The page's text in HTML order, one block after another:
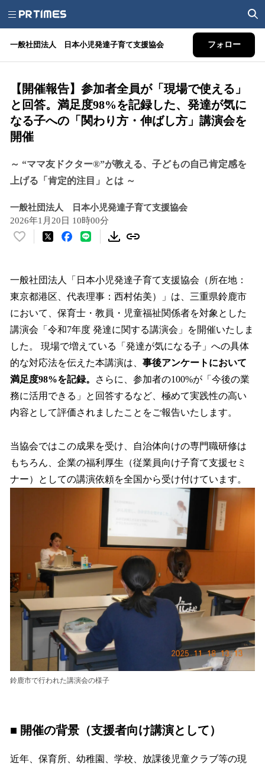
一般社団法人 日本小児発達子育て支援協会 フォロー
【開催報告】参加者全員が「現場で使える」
と回答。満足度98%を記録した、発達が気に
なる子への「関わり方・伸ばし方」講演会を
開催
～ “ママ友ドクター®”が教える、子どもの自己肯定感を
上げる「肯定的注目」とは ～
一般社団法人 日本小児発達子育て支援協会
2026年1月20日 10時00分
い
！
数
を
読
み
込
み
中
で
す
一般社団法人「日本小児発達子育て支援協会（所在地：
東京都港区、代表理事：西村佑美）」は、三重県鈴鹿市
において、保育士・教員・児童福祉関係者を対象とした
講演会「令和7年度 発達に関する講演会」を開催いたしま
した。 現場で増えている「発達が気になる子」への具体
的な対応法を伝えた本講演は、 事後アンケートにおいて
満足度98%を記録。
さらに、参加者の100%が「今後の業
務に活用できる」と回答するなど、極めて実践性の高い
内容として評価されましたことをご報告いたします。
当協会ではこの成果を受け、自治体向けの専門職研修は
もちろん、企業の福利厚生（従業員向け子育て支援セミ
ナー）としての講演依頼を全国から受け付けています。
鈴鹿市で行われた講演会の様子
■ 開催の背景（支援者向け講演として）
近年、保育所、幼稚園、学校、放課後児童クラブ等の現